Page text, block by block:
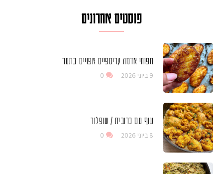
פוסטים אחרונים
תפוחי אדמה קריספיים אפויים בתנור
9 ביוני 2026 0
עוף עם כרובית / שופלור
8 ביוני 2026 0